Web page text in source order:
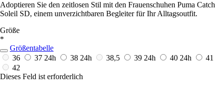
Adoptieren Sie den zeitlosen Stil mit den Frauenschuhen Puma Catch
Soleil SD, einem unverzichtbaren Begleiter für Ihr Alltagsoutfit.
Größe
*
Größentabelle
36
37 24h 38 24h 38,5 39 24h 40 24h
41
42
Dieses Feld ist erforderlich